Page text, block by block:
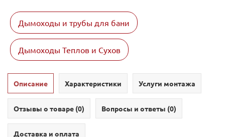
Дымоходы и трубы для бани
Дымоходы Теплов и Сухов
Описание Характеристики Услуги монтажа
Отзывы о товаре (0) Вопросы и ответы (0)
Доставка и оплата